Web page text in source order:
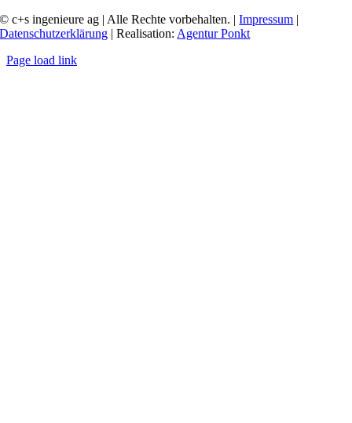
© c+s ingenieure ag | Alle Rechte vorbehalten. |Impressum |
Datenschutzerklärung | Realisation: Agentur Ponkt
Page load link